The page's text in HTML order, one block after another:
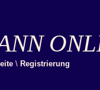
\ Registrierung